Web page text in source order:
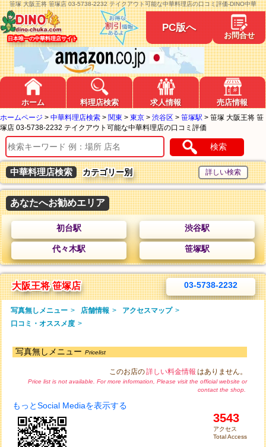
笹塚 大阪王将 笹塚店 03-5738-2232 テイクアウト可能な中華料理店の口コミ評価-DINO中華
日本唯一の中華料理店サイト
PC版へ
お問合せ
ホーム 料理店検索 求人情報 売店情報
ホームページ > 中華料理店検索 > 関東 > 東京 > 渋谷区 > 笹塚駅 > 笹塚 大阪王将 笹
塚店 03-5738-2232 テイクアウト可能な中華料理店の口コミ評価
検索
中華料理店検索 カテゴリー別
あなたへお勧めエリア
初台駅 渋谷駅
代々木駅 笹塚駅
大阪王将 笹塚店 03-5738-2232
写真無しメニュー > 店舗情報 > アクセスマップ >
口コミ・オススメ度 >
写真無しメニュー Pricelist
このお店の詳しい料金情報 はありません。
Price list is not available. For more information, Please visit the official website or
contact the shop.
もっとSocial Mediaを表示する
3543
アクセス
Total Access